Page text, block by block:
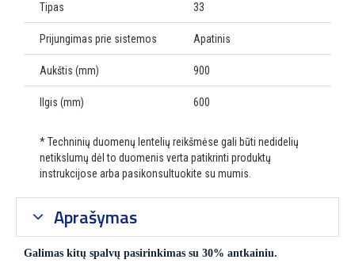
Tipas 33
Prijungimas prie sistemos Apatinis
Aukštis (mm) 900
Ilgis (mm) 600
* Techninių duomenų lentelių reikšmėse gali būti nedidelių
netikslumų dėl to duomenis verta patikrinti produktų
instrukcijose arba pasikonsultuokite su mumis.
Aprašymas
Galimas kitų spalvų pasirinkimas su 30% antkainiu.